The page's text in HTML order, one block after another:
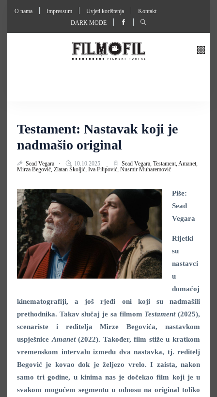
O nama Impressum Uvjeti korištenja
Kontakt
DARK MODE
Testament: Nastavak koji je
nadmašio original
Sead Vegara 10.10.2025. Sead Vegara, Testament,Amanet,
Mirza Begović, Zlatan Školjić, Iva Filipović, Nusmir Muharemović
Piše:
Sead
Vegara
Rijetki
su
nastavci
u
domaćoj
kinematografiji, a još rjeđi oni koji su nadmašili
prethodnika. Takav slučaj je sa filmom Testament(2025),
scenariste i reditelja Mirze Begovića, nastavkom
uspješnice Amanet(2022). Također, film stiže u kratkom
vremenskom intervalu između dva nastavka, tj. reditelj
Begović je kovao dok je željezo vrelo. I zaista, nakon
samo tri godine, u kinima nas je dočekao film koji je u
svakom mogućem segmentu u odnosu na original toliko